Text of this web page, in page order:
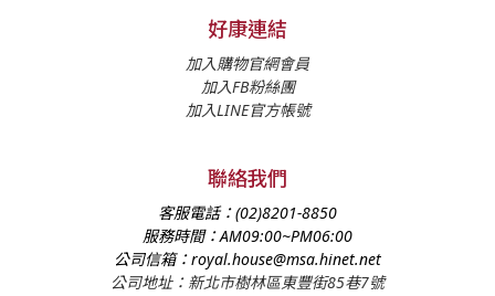
好康連結
加入購物官網會員
加入FB粉絲團
加入LINE官方帳號
聯絡我們
客服電話：(02)8201-8850
服務時間：AM09:00~PM06:00
公司信箱：royal.house@msa.hinet.net
公司地址：新北市樹林區東豐街85巷7號